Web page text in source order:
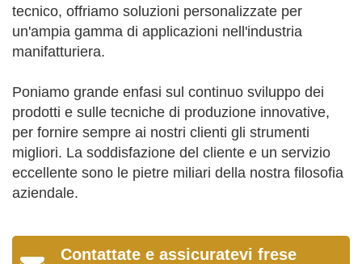
tecnico, offriamo soluzioni personalizzate per
un'ampia gamma di applicazioni nell'industria
manifatturiera.
Poniamo grande enfasi sul continuo sviluppo dei
prodotti e sulle tecniche di produzione innovative,
per fornire sempre ai nostri clienti gli strumenti
migliori. La soddisfazione del cliente e un servizio
eccellente sono le pietre miliari della nostra filosofia
aziendale.
Contattate e assicuratevi frese